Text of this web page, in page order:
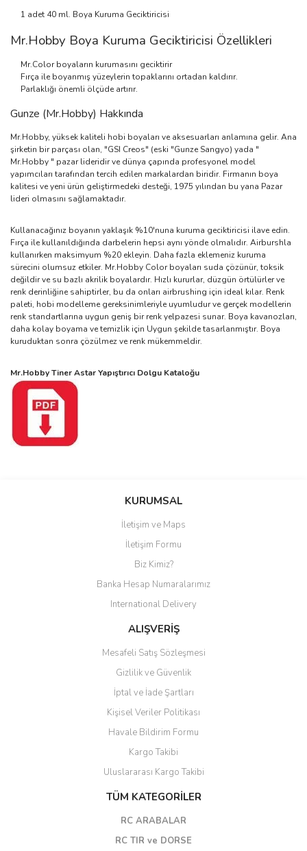
1 adet 40 ml. Boya Kuruma Geciktiricisi
Mr.Hobby Boya Kuruma Geciktiricisi Özellikleri
Mr.Color boyaların kurumasını geciktirir
Fırça ile boyanmış yüzeylerin topaklarını ortadan kaldırır.
Parlaklığı önemli ölçüde artırır.
Gunze (Mr.Hobby) Hakkında
Mr.Hobby, yüksek kaliteli hobi boyaları ve aksesuarları anlamına gelir. Ana
şirketin bir parçası olan, "GSI Creos" (eski "Gunze Sangyo) yada "
Mr.Hobby " pazar lideridir ve dünya çapında profesyonel model
yapımcıları tarafından tercih edilen markalardan biridir. Firmanın boya
kalitesi ve yeni ürün geliştirmedeki desteği, 1975 yılından bu yana Pazar
lideri olmasını sağlamaktadır.
Kullanacağınız boyanın yaklaşık %10'nuna kuruma geciktiricisi ilave edin.
Fırça ile kullanıldığında darbelerin hepsi aynı yönde olmalıdır. Airburshla
kullanırken maksimyum %20 ekleyin. Daha fazla eklemeniz kuruma
sürecini olumsuz etkiler. Mr.Hobby Color boyaları suda çözünür, toksik
değildir ve su bazlı akrilik boyalardır. Hızlı kururlar, düzgün örtülürler ve
renk derinliğine sahiptirler, bu da onları airbrushing için ideal kılar. Renk
paleti, hobi modelleme gereksinimleriyle uyumludur ve gerçek modellerin
renk standartlarına uygun geniş bir renk yelpazesi sunar. Boya kavanozları,
daha kolay boyama ve temizlik için Uygun şekilde tasarlanmıştır. Boya
kuruduktan sonra çözülmez ve renk mükemmeldir.
Mr.Hobby Tiner Astar Yapıştırıcı Dolgu Kataloğu
Bu ürüne ilk yorumu siz yapın!
Yorum Yaz
KURUMSAL
İletişim ve Maps
İletişim Formu
Biz Kimiz?
Banka Hesap Numaralarımız
International Delivery
ALIŞVERİŞ
Mesafeli Satış Sözleşmesi
Gizlilik ve Güvenlik
İptal ve İade Şartları
Kişisel Veriler Politikası
Havale Bildirim Formu
Kargo Takibi
Uluslararası Kargo Takibi
TÜM KATEGORİLER
RC ARABALAR
RC TIR ve DORSE